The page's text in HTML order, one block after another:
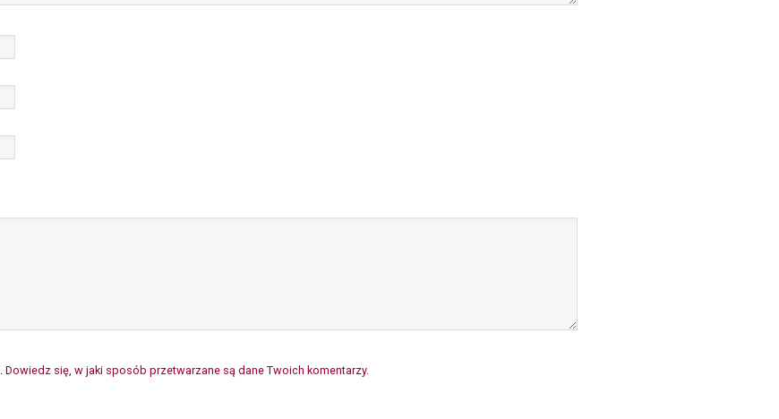
Dowiedz się, w jaki sposób przetwarzane są dane Twoich komentarzy.